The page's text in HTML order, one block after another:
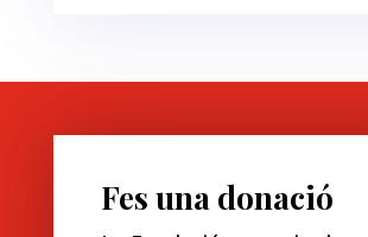
Fes una donació